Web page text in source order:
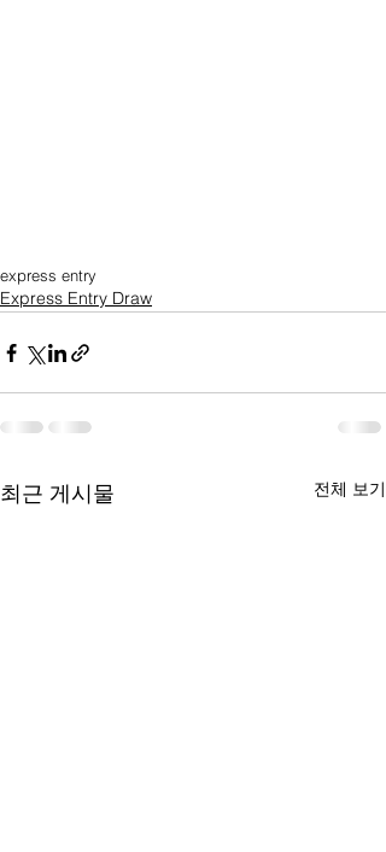
express entry
Express Entry Draw
최근 게시물 전체 보기